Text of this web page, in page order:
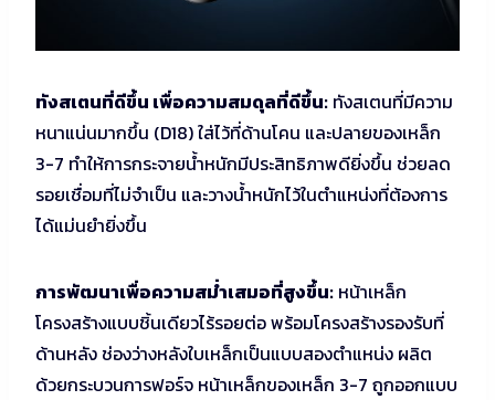
ทังสเตนที่ดีขึ้น เพื่อความสมดุลที่ดีขึ้น: ทังสเตนที่มีความ
หนาแน่นมากขึ้น (D18) ใส่ไว้ที่ด้านโคน และปลายของเหล็ก
3-7 ทำให้การกระจายน้ำหนักมีประสิทธิภาพดียิ่งขึ้น ช่วยลด
รอยเชื่อมที่ไม่จำเป็น และวางน้ำหนักไว้ในตำแหน่งที่ต้องการ
ได้แม่นยำยิ่งขึ้น
การพัฒนาเพื่อความสม่ำเสมอที่สูงขึ้น: หน้าเหล็ก
โครงสร้างแบบชิ้นเดียวไร้รอยต่อ พร้อมโครงสร้างรองรับที่
ด้านหลัง ช่องว่างหลังใบเหล็กเป็นแบบสองตำแหน่ง ผลิต
ด้วยกระบวนการฟอร์จ หน้าเหล็กของเหล็ก 3-7 ถูกออกแบบ